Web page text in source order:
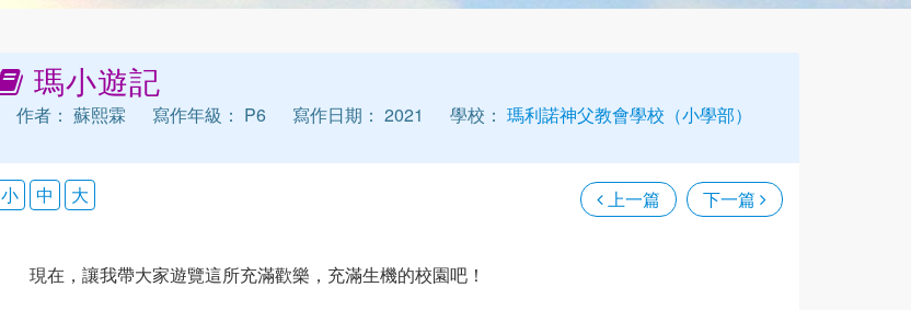
瑪小遊記
作者： 蘇熙霖 寫作年級： P6 寫作日期： 2021 學校： 瑪利諾神父教會學校（小學部）
上一篇 下一篇
小 中 大
現在，讓我帶大家遊覽這所充滿歡樂，充滿生機的校園吧！